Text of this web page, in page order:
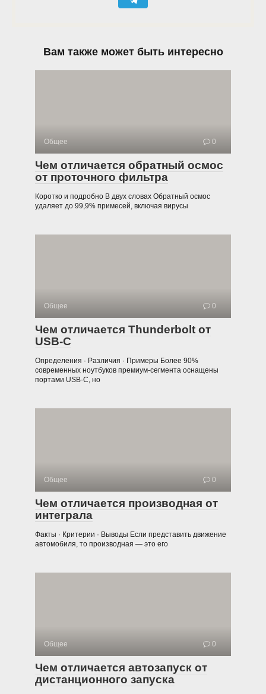
Вам также может быть интересно
Общее 0
Чем отличается обратный осмос
от проточного фильтра
Коротко и подробно В двух словах Обратный осмос
удаляет до 99,9% примесей, включая вирусы
Общее 0
Чем отличается Thunderbolt от
USB-C
Определения · Различия · Примеры Более 90%
современных ноутбуков премиум-сегмента оснащены
портами USB-C, но
Общее 0
Чем отличается производная от
интеграла
Факты · Критерии · Выводы Если представить движение
автомобиля, то производная — это его
Общее 0
Чем отличается автозапуск от
дистанционного запуска